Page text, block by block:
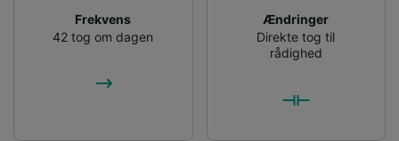
Frekvens
42 tog om dagen
Ændringer
Direkte tog til
rådighed